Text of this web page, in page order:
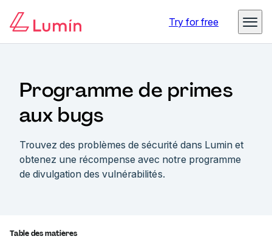
Try for free
Programme de primes
aux bugs
Trouvez des problèmes de sécurité dans Lumin et
obtenez une récompense avec notre programme
de divulgation des vulnérabilités.
Table des matières